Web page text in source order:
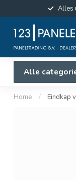
Alles
Alle
Home / Eindkap